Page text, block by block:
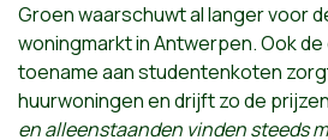
Groen waarschuwt al langer voor
woningmarkt in Antwerpen. Ook
toename aan studentenkoten
huurwoningen en drijft zo de
en alleenstaanden vinden steeds